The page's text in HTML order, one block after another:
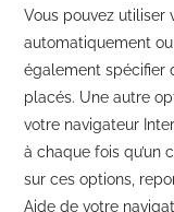
Vous pouvez utiliser
automatiquement
également spécifier
placés. Une autre
votre navigateur
à chaque fois qu’un
sur ces options,
Aide de votre